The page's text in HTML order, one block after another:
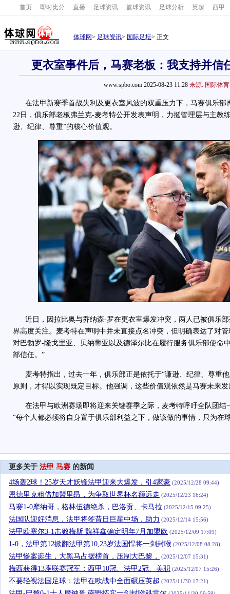
首页 - 即时比分 - 直播 - 足球资讯 - 篮球资讯 - 足球分析 - 英超 - 西甲 -
体球网> 足球资讯> 国际足坛> 正文
更衣室事件后，马赛老板：我支持并信
www.spbo.com 2025-08-23 11:28 来源: 国际体育
在法甲新赛季首战失利及更衣室风波的双重压力下，马赛俱乐部
22日，俱乐部老板弗兰克-麦考特公开发表声明，力挺管理层与主教
逊、纪律、尊重”的核心价值观。
近日，因拉比奥与乔纳森-罗在更衣室爆发冲突，两人已被俱乐部
界高度关注。麦考特在声明中并未直接点名冲突，但明确表达了对
对巴勃罗-隆戈里亚、贝纳蒂亚以及德泽尔比在履行服务俱乐部使命
部信任。”
麦考特指出，过去一年，俱乐部正是依托于“谦逊、纪律、尊重他
原则，才得以实现既定目标。他强调，这些价值观依然是马赛未来
在法甲与欧洲赛场即将迎来关键赛季之际，麦考特呼吁全队团结
“每个人都必须将自身置于俱乐部利益之下，做该做的事情，只为在
更多关于 法甲 马赛 的新闻
4场轰2球！25岁天才妖锋法甲迎来大爆发，引4家豪 (2025/12/28 09:44)
恩德里克租借加盟里昂，为争取世界杯名额远走 (2025/12/23 16:24)
马赛1-0摩纳哥，格林伍德绝杀，巴洛贡、卡马拉 (2025/12/15 09:25)
法国队迎好消息，法甲将签昔日巨星中场，助力 (2025/12/14 15:56)
法甲欧塞尔3-1击败梅斯 魏祥鑫确定明年7月加盟欧 (2025/12/09 17:09)
1-0，法甲第12掀翻法甲第10,23岁法国悍将一剑封喉 (2025/12/08 08:28)
法甲惨案诞生，大黑马占据榜首，压制大巴黎， (2025/12/07 15:31)
梅西获得13座联赛冠军：西甲10冠、法甲2冠、美职 (2025/12/07 15:26)
不要轻视法国足球：法甲在欧战中全面碾压英超 (2025/11/30 17:21)